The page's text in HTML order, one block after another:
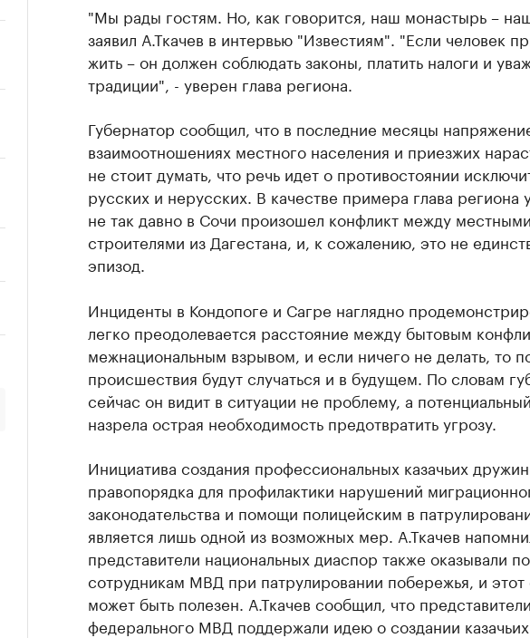
"Мы рады гостям. Но, как говорится, наш монастырь –
заявил А.Ткачев в интервью "Известиям". "Если человек
жить – он должен соблюдать законы, платить налоги и
традиции", - уверен глава региона.
Губернатор сообщил, что в последние месяцы
взаимоотношениях местного населения и приезжих
не стоит думать, что речь идет о противостоянии
русских и нерусских. В качестве примера глава региона
не так давно в Сочи произошел конфликт между
строителями из Дагестана, и, к сожалению, это не
эпизод.
Инциденты в Кондопоге и Сагре наглядно
легко преодолевается расстояние между бытовым
межнациональным взрывом, и если ничего не делать, то
происшествия будут случаться и в будущем. По словам
сейчас он видит в ситуации не проблему, а
назрела острая необходимость предотвратить угрозу.
Инициатива создания профессиональных казачьих
правопорядка для профилактики нарушений
законодательства и помощи полицейским в
является лишь одной из возможных мер. А.Ткачев
представители национальных диаспор также оказывали
сотрудникам МВД при патрулировании побережья, и этот
может быть полезен. А.Ткачев сообщил, что представители
федерального МВД поддержали идею о создании